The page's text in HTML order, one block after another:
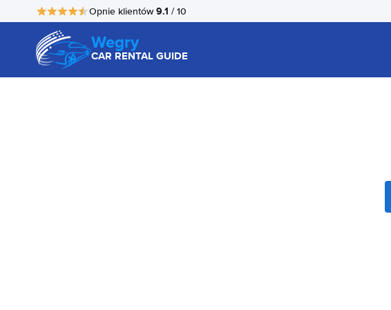
Opnie klientów9.1 / 10
Wegry
CAR RENTAL GUIDE